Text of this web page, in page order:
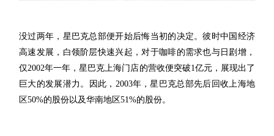
没过两年，星巴克总部便开始后悔当初的决定。彼时中国经济
高速发展，白领阶层快速兴起，对于咖啡的需求也与日剧增，
仅2002年一年，星巴克上海门店的营收便突破1亿元，展现出了
巨大的发展潜力。因此，2003年，星巴克总部先后回收上海地
区50%的股份以及华南地区51%的股份。